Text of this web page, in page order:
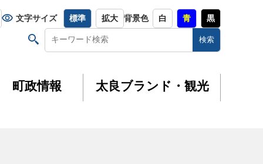
文字サイズ 標準 拡大 背景色 白 青 黒
町政情報 太良ブランド・観光